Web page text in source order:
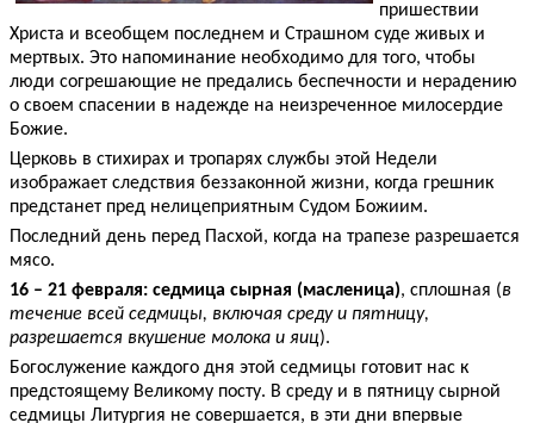
пришествии
Христа и всеобщем последнем и Страшном суде живых и
мертвых. Это напоминание необходимо для того, чтобы
люди согрешающие не предались беспечности и нерадению
о своем спасении в надежде на неизреченное милосердие
Божие.
Церковь в стихирах и тропарях службы этой Недели
изображает следствия беззаконной жизни, когда грешник
предстанет пред нелицеприятным Судом Божиим.
Последний день перед Пасхой, когда на трапезе разрешается
мясо.
16 – 21 февраля: седмица сырная (масленица), сплошная (в
течение всей седмицы, включая среду и пятницу,
разрешается вкушение молока и яиц).
Богослужение каждого дня этой седмицы готовит нас к
предстоящему Великому посту. В среду и в пятницу сырной
седмицы Литургия не совершается, в эти дни впервые